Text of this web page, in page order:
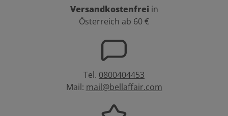
Versandkostenfrei in
Österreich ab 60 €
Tel. 0800404453
Mail: mail@bellaffair.com